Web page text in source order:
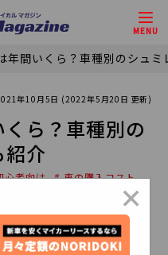
MENU
年間いくら？車種別のシュミ
年10月5日 (2022年5月20日 更新)
ら？車種別の
介
心者向け # 車の購入コスト
×